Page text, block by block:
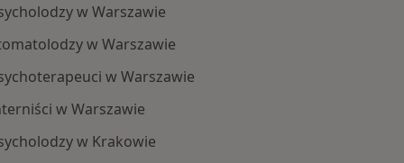
w Warszawie
w Warszawie
w Warszawie
w Warszawie
w Krakowie